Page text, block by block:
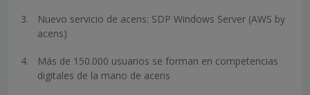
Nuevo servicio de acens: SDP Windows Server (AWS by
acens)
Más de 150.000 usuarios se forman en competencias
digitales de la mano de acens